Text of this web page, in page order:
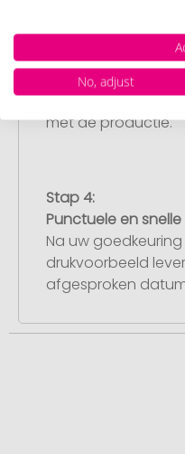
Artikelvoorbeeld
U ontvangt van
drukvoorbeeld
dit heeft
met de productie.
Stap 4:
Punctuele en
Na uw
drukvoorbeeld
afgesproken
No, adjust